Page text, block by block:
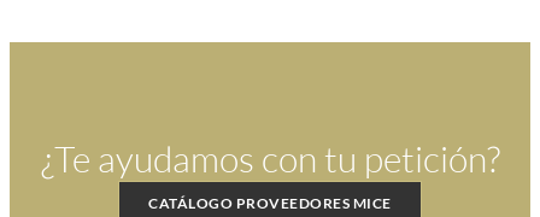
¿Te ayudamos con tu petición?
CATÁLOGO PROVEEDORES MICE